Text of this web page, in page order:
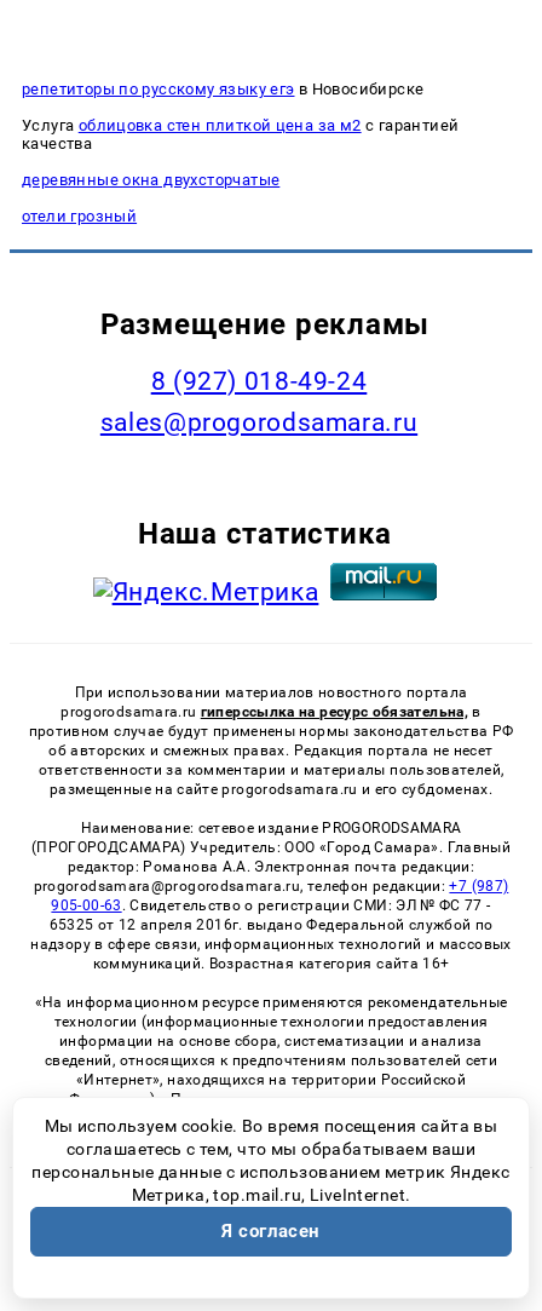
репетиторы по русскому языку егэ в Новосибирске
Услуга облицовка стен плиткой цена за м2 с гарантией
качества
деревянные окна двухсторчатые
отели грозный
Размещение рекламы
8 (927) 018-49-24
sales@progorodsamara.ru
Наша статистика
При использовании материалов новостного портала
progorodsamara.ru гиперссылка на ресурс обязательна, в
противном случае будут применены нормы законодательства РФ
об авторских и смежных правах. Редакция портала не несет
ответственности за комментарии и материалы пользователей,
размещенные на сайте progorodsamara.ru и его субдоменах.
Наименование: сетевое издание PROGORODSAMARA
(ПРОГОРОДСАМАРА) Учредитель: ООО «Город Самара». Главный
редактор: Романова А.А. Электронная почта редакции:
progorodsamara@progorodsamara.ru, телефон редакции:+7 (987)
905-00-63 . Свидетельство о регистрации СМИ: ЭЛ № ФС 77 -
65325 от 12 апреля 2016г. выдано Федеральной службой по
надзору в сфере связи, информационных технологий и массовых
коммуникаций. Возрастная категория сайта 16+
«На информационном ресурсе применяются рекомендательные
технологии (информационные технологии предоставления
информации на основе сбора, систематизации и анализа
сведений, относящихся к предпочтениям пользователей сети
«Интернет», находящихся на территории Российской
Федерации)». Правила применения рекомендательных
технологий в виджетах рекламно-обменной сети
«СМИ2» (PDF)
© 2026 «ProGorodSamara» | Все права защищены
Возрастная категория сайта 16+
Политика конфиденциальности
Мы используем cookie. Во время посещения сайта вы
соглашаетесь с тем, что мы обрабатываем ваши
персональные данные с использованием метрик Яндекс
Метрика, top.mail.ru, LiveInternet.
Я согласен